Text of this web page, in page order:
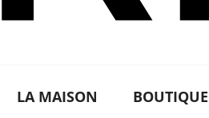
LA MAISON BOUTIQUE